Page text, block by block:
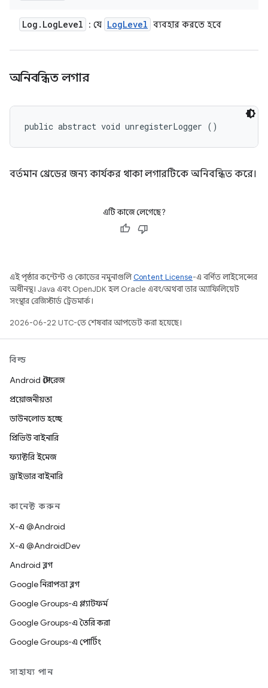
Log . LogLevel : যে LogLevel ব্যবহার করতে হবে
অনিবন্ধিত লগার
public abstract void unregisterLogger ()
বর্তমান থ্রেডের জন্য কার্যকর থাকা লগারটিকে অনিবন্ধিত করে।
এটি কাজে লেগেছে?
এই পৃষ্ঠার কন্টেন্ট ও কোডের নমুনাগুলিContent License-এ বর্ণিত লাইসেন্সের
অধীনস্থ। Java এবং OpenJDK হল Oracle এবং/অথবা তার অ্যাফিলিয়েট
সংস্থার রেজিস্টার্ড ট্রেডমার্ক।
2026-06-22 UTC-তে শেষবার আপডেট করা হয়েছে।
বিল্ড
Android স্টোরেজ
প্রয়োজনীয়তা
ডাউনলোড হচ্ছে
প্রিভিউ বাইনারি
ফ্যাক্টরি ইমেজ
ড্রাইভার বাইনারি
কানেক্ট করুন
X-এ @Android
X-এ @AndroidDev
Android ব্লগ
Google নিরাপত্তা ব্লগ
Google Groups-এ প্ল্যাটফর্ম
Google Groups-এ তৈরি করা
Google Groups-এ পোর্টিং
সাহায্য পান